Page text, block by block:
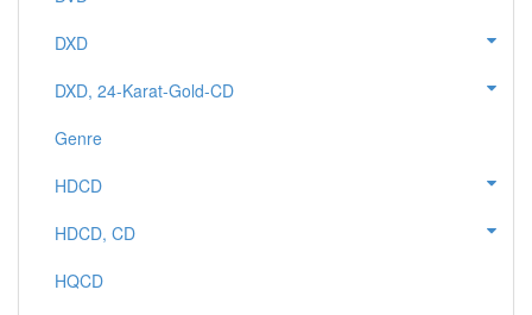
DXD
DXD, 24-Karat-Gold-CD
Genre
HDCD
HDCD, CD
HQCD